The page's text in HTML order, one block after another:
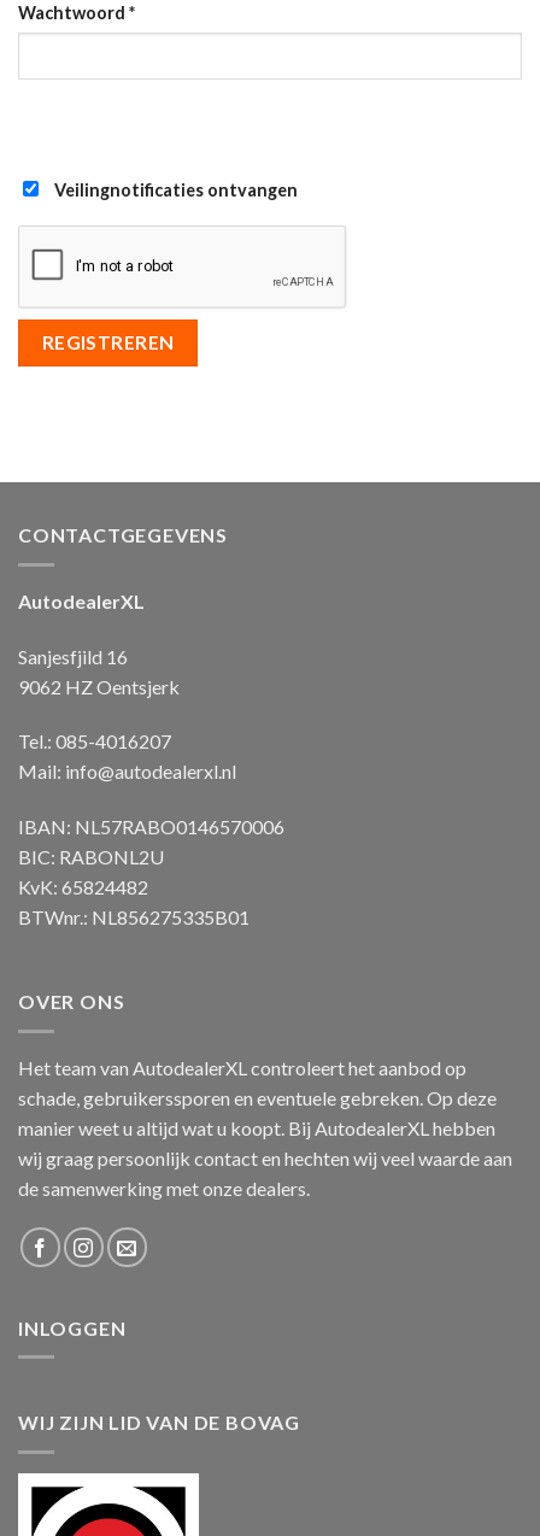
Wachtwoord *
Veilingnotificaties ontvangen
REGISTREREN
CONTACTGEGEVENS
AutodealerXL
Sanjesfjild 16
9062 HZ Oentsjerk
Tel.: 085-4016207
Mail: info@autodealerxl.nl
IBAN: NL57RABO0146570006
BIC: RABONL2U
KvK: 65824482
BTWnr.: NL856275335B01
OVER ONS
Het team van AutodealerXL controleert het aanbod op
schade, gebruikerssporen en eventuele gebreken. Op deze
manier weet u altijd wat u koopt. Bij AutodealerXL hebben
wij graag persoonlijk contact en hechten wij veel waarde aan
de samenwerking met onze dealers.
INLOGGEN
WIJ ZIJN LID VAN DE BOVAG